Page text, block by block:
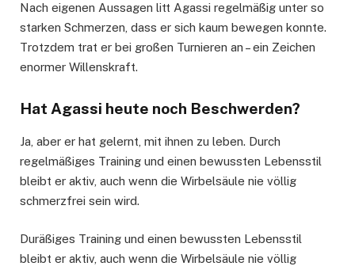
Nach eigenen Aussagen litt Agassi regelmäßig unter so
starken Schmerzen, dass er sich kaum bewegen konnte.
Trotzdem trat er bei großen Turnieren an – ein Zeichen
enormer Willenskraft.
Hat Agassi heute noch Beschwerden?
Ja, aber er hat gelernt, mit ihnen zu leben. Durch
regelmäßiges Training und einen bewussten Lebensstil
bleibt er aktiv, auch wenn die Wirbelsäule nie völlig
schmerzfrei sein wird.
Duräßiges Training und einen bewussten Lebensstil
bleibt er aktiv, auch wenn die Wirbelsäule nie völlig